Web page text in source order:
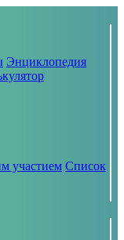
Энциклопедия
участием Список